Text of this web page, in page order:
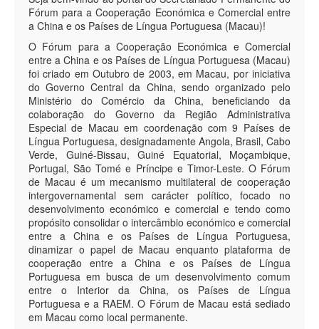
Fórum para a Cooperação Económica e Comercial entre
a China e os Países de Língua Portuguesa (Macau)!
O Fórum para a Cooperação Económica e Comercial
entre a China e os Países de Língua Portuguesa (Macau)
foi criado em Outubro de 2003, em Macau, por iniciativa
do Governo Central da China, sendo organizado pelo
Ministério do Comércio da China, beneficiando da
colaboração do Governo da Região Administrativa
Especial de Macau em coordenação com 9 Países de
Língua Portuguesa, designadamente Angola, Brasil, Cabo
Verde, Guiné-Bissau, Guiné Equatorial, Moçambique,
Portugal, São Tomé e Príncipe e Timor-Leste. O Fórum
de Macau é um mecanismo multilateral de cooperação
intergovernamental sem carácter político, focado no
desenvolvimento económico e comercial e tendo como
propósito consolidar o intercâmbio económico e comercial
entre a China e os Países de Língua Portuguesa,
dinamizar o papel de Macau enquanto plataforma de
cooperação entre a China e os Países de Língua
Portuguesa em busca de um desenvolvimento comum
entre o Interior da China, os Países de Língua
Portuguesa e a RAEM. O Fórum de Macau está sediado
em Macau como local permanente.